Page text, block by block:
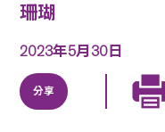
珊瑚
2023年5月30日
分享